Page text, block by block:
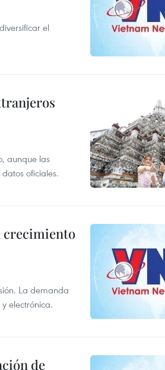
el
aunque las
oficiales.
crecimiento
La demanda
electrónica.
de